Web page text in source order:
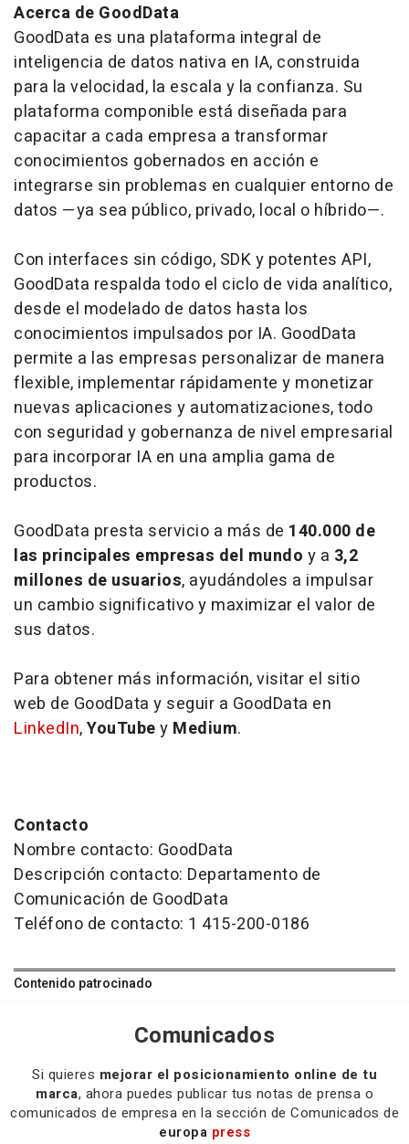
Acerca de GoodData
GoodData es una plataforma integral de
inteligencia de datos nativa en IA, construida
para la velocidad, la escala y la confianza. Su
plataforma componible está diseñada para
capacitar a cada empresa a transformar
conocimientos gobernados en acción e
integrarse sin problemas en cualquier entorno de
datos —ya sea público, privado, local o híbrido—.
Con interfaces sin código, SDK y potentes API,
GoodData respalda todo el ciclo de vida analítico,
desde el modelado de datos hasta los
conocimientos impulsados por IA. GoodData
permite a las empresas personalizar de manera
flexible, implementar rápidamente y monetizar
nuevas aplicaciones y automatizaciones, todo
con seguridad y gobernanza de nivel empresarial
para incorporar IA en una amplia gama de
productos.
GoodData presta servicio a más de 140.000 de
las principales empresas del mundo y a 3,2
millones de usuarios, ayudándoles a impulsar
un cambio significativo y maximizar el valor de
sus datos.
Para obtener más información, visitar el sitio
web de GoodData y seguir a GoodData en
LinkedIn,YouTubey Medium.
Contacto
Nombre contacto: GoodData
Descripción contacto: Departamento de
Comunicación de GoodData
Teléfono de contacto: 1 415-200-0186
Contenido patrocinado
Comunicados
Si quieres mejorar el posicionamiento online de tu
marca, ahora puedes publicar tus notas de prensa o
comunicados de empresa en la sección de Comunicados de
europa press